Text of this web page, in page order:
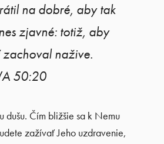
na dobré, aby tak
zjavné: totiž, aby
nažive.
50:20
dušu. Čím bližšie sa k Nemu
zažívať Jeho uzdravenie,